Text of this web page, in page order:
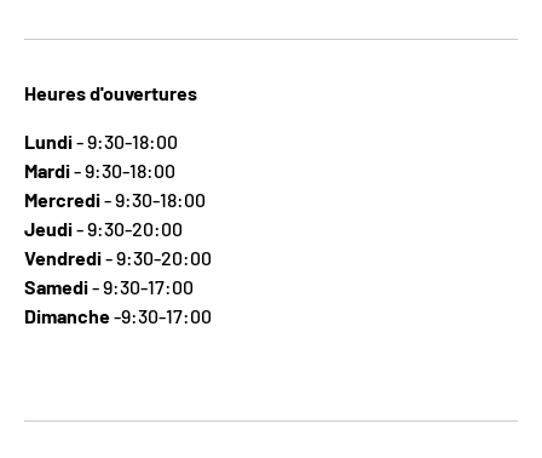
Heures d'ouvertures
Lundi- 9:30-18:00
Mardi- 9:30-18:00
Mercredi- 9:30-18:00
Jeudi- 9:30-20:00
Vendredi- 9:30-20:00
Samedi- 9:30-17:00
Dimanche-9:30-17:00